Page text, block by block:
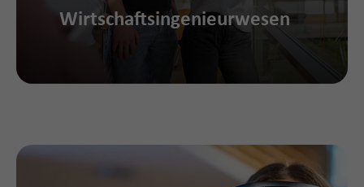
Wirtschaftsingenieurwesen